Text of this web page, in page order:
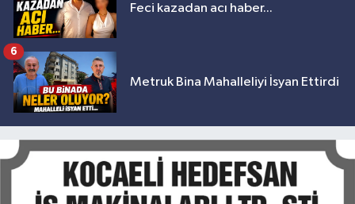
Feci kazadan acı haber...
Metruk Bina Mahalleliyi İsyan Ettirdi
6